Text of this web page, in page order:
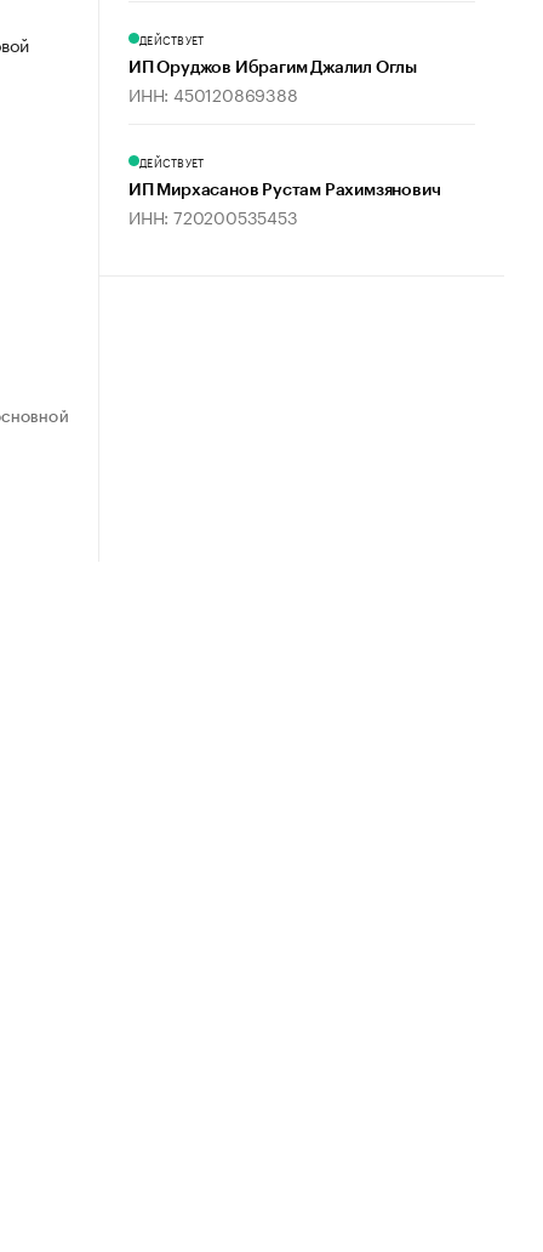
ДЕЙСТВУЕТ
ИП Оруджов Ибрагим Джалил Оглы
ИНН: 450120869388
ДЕЙСТВУЕТ
ИП Мирхасанов Рустам Рахимзянович
ИНН: 720200535453